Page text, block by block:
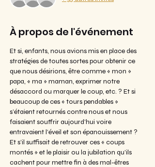
À propos de l'événement
Et si, enfants, nous avions mis en place des
stratégies de toutes sortes pour obtenir ce
que nous désirions, être comme « mon »
papa, « ma » maman, exprimer notre
désaccord ou marquer le coup, etc. ? Et si
beaucoup de ces « tours pendables »
s’étaient retournés contre nous et nous
faisaient souffrir aujourd’hui voire
entravaient l’éveil et son épanouissement ?
Et s’il suffisait de retrouver ces « coups
montés » et le plaisir ou la jubilation qu’ils
cachent pour mettre fin à des mal-êtres